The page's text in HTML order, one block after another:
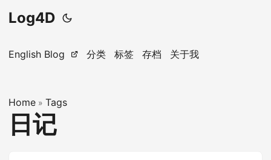
Log4D
English Blog 分类 标签 存档 关于我
Home » Tags
日记